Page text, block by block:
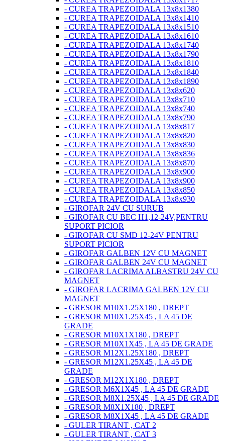
- CUREA TRAPEZOIDALA 13x8x1380
- CUREA TRAPEZOIDALA 13x8x1410
- CUREA TRAPEZOIDALA 13x8x1510
- CUREA TRAPEZOIDALA 13x8x1610
- CUREA TRAPEZOIDALA 13x8x1740
- CUREA TRAPEZOIDALA 13x8x1790
- CUREA TRAPEZOIDALA 13x8x1810
- CUREA TRAPEZOIDALA 13x8x1840
- CUREA TRAPEZOIDALA 13x8x1890
- CUREA TRAPEZOIDALA 13x8x620
- CUREA TRAPEZOIDALA 13x8x710
- CUREA TRAPEZOIDALA 13x8x740
- CUREA TRAPEZOIDALA 13x8x790
- CUREA TRAPEZOIDALA 13x8x817
- CUREA TRAPEZOIDALA 13x8x820
- CUREA TRAPEZOIDALA 13x8x830
- CUREA TRAPEZOIDALA 13x8x836
- CUREA TRAPEZOIDALA 13x8x870
- CUREA TRAPEZOIDALA 13x8x900
- CUREA TRAPEZOIDALA 13x8x900
- CUREA TRAPEZOIDALA 13x8x850
- CUREA TRAPEZOIDALA 13x8x930
- GIROFAR 24V CU SURUB
- GIROFAR CU BEC H1,12-24V,PENTRU
SUPORT PICIOR
- GIROFAR CU SMD 12-24V PENTRU
SUPORT PICIOR
- GIROFAR GALBEN 12V CU MAGNET
- GIROFAR GALBEN 24V CU MAGNET
- GIROFAR LACRIMA ALBASTRU 24V CU
MAGNET
- GIROFAR LACRIMA GALBEN 12V CU
MAGNET
- GRESOR M10X1.25X180 , DREPT
- GRESOR M10X1.25X45 , LA 45 DE
GRADE
- GRESOR M10X1X180 , DREPT
- GRESOR M10X1X45 , LA 45 DE GRADE
- GRESOR M12X1.25X180 , DREPT
- GRESOR M12X1.25X45 , LA 45 DE
GRADE
- GRESOR M12X1X180 , DREPT
- GRESOR M6X1X45 , LA 45 DE GRADE
- GRESOR M8X1.25X45 , LA 45 DE GRADE
- GRESOR M8X1X180 , DREPT
- GRESOR M8X1X45 , LA 45 DE GRADE
- GULER TIRANT , CAT 2
- GULER TIRANT , CAT 3